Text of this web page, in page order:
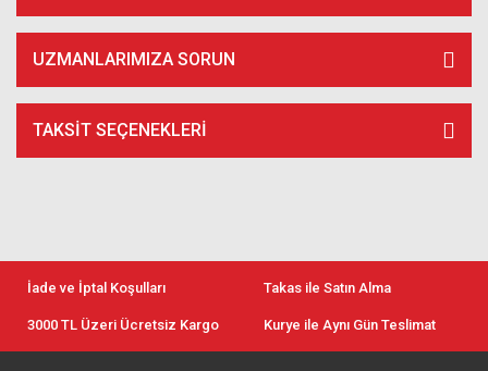
UZMANLARIMIZA SORUN
TAKSIT SEÇENEKLERI
İade ve İptal Koşulları Takas ile Satın Alma
3000 TL Üzeri Ücretsiz Kargo Kurye ile Aynı Gün Teslimat